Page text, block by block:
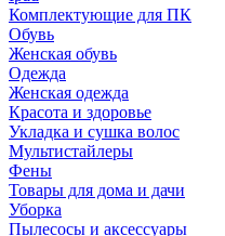
Комплектующие для ПК
Обувь
Женская обувь
Одежда
Женская одежда
Красота и здоровье
Укладка и сушка волос
Мультистайлеры
Фены
Товары для дома и дачи
Уборка
Пылесосы и аксессуары